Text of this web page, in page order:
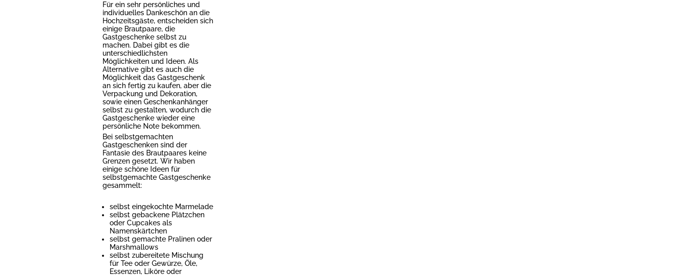
Für ein sehr persönliches und
individuelles Dankeschön an die
Hochzeitsgäste, entscheiden sich
einige Brautpaare, die
Gastgeschenke selbst zu
machen. Dabei gibt es die
unterschiedlichsten
Möglichkeiten und Ideen. Als
Alternative gibt es auch die
Möglichkeit das Gastgeschenk
an sich fertig zu kaufen, aber die
Verpackung und Dekoration,
sowie einen Geschenkanhänger
selbst zu gestalten, wodurch die
Gastgeschenke wieder eine
persönliche Note bekommen.
Bei selbstgemachten
Gastgeschenken sind der
Fantasie des Brautpaares keine
Grenzen gesetzt. Wir haben
einige schöne Ideen für
selbstgemachte Gastgeschenke
gesammelt:
selbst eingekochte Marmelade
selbst gebackene Plätzchen
oder Cupcakes als
Namenskärtchen
selbst gemachte Pralinen oder
Marshmallows
selbst zubereitete Mischung
für Tee oder Gewürze, Öle,
Essenzen, Liköre oder